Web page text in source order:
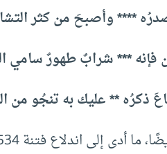
**** وأصبحَ من كثر
*** شرابٌ طهورٌ سامي
ذكرُه ** عليك به تنجُو من